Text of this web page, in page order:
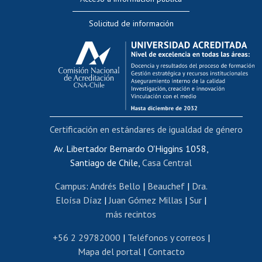
Evaluación docente
Calificación académica
Postulación al AUCAI
Funcionarias/os
Cursos internos de capacitación
Bienestar del personal
Portal de movilidad interna
Certificado de renta
Certificado de renta honorarios
Editar páginas blancas
Extranjeras/os
Revalidación y reconocimiento de títulos
Postulación al Programa de Movilidad Estudiantil
Solicitud de información
Av. Libertador Bernardo O'Higgins 1058,
Santiago de Chile, Casa Central
Campus: Andrés Bello | Beauchef| Dra.
Eloísa Díaz |Juan Gómez Millas | Sur |
más recintos
+56 2 29782000 | Teléfonos y correos |
Mapa del portal| Contacto
Certificación en estándares de igualdad de género